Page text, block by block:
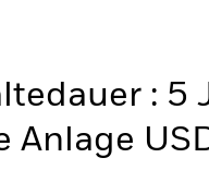
: 5
Anlage